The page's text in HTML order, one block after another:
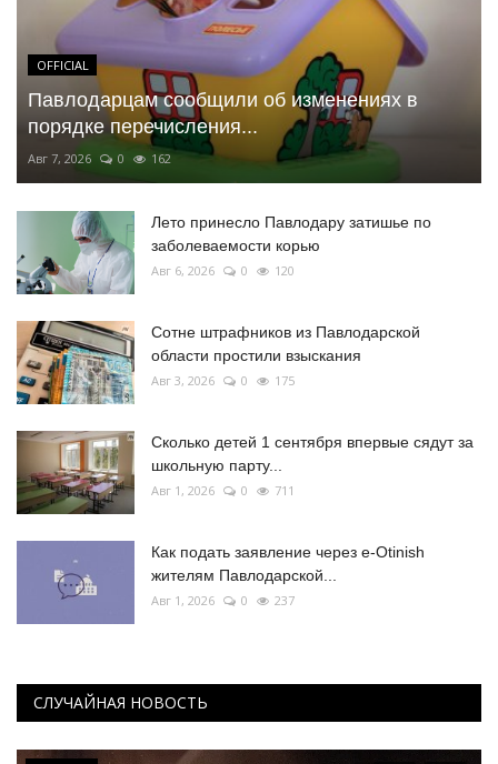
OFFICIAL
Павлодарцам сообщили об изменениях в
порядке перечисления...
Авг 7, 2026 0 162
Лето принесло Павлодару затишье по
заболеваемости корью
Авг 6, 2026 0 120
Сотне штрафников из Павлодарской
области простили взыскания
Авг 3, 2026 0 175
Сколько детей 1 сентября впервые сядут за
школьную парту...
Авг 1, 2026 0 711
Как подать заявление через e-Otinish
жителям Павлодарской...
Авг 1, 2026 0 237
СЛУЧАЙНАЯ НОВОСТЬ